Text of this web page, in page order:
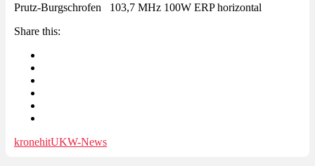
Prutz-Burgschrofen 103,7 MHz 100W ERP horizontal
Share this:
kronehitUKW-News